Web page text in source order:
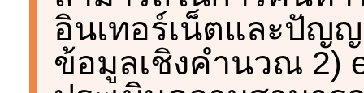
อินเทอร์เน็ตและปัญ
ข้อมูลเชิงคำนวณ 2)